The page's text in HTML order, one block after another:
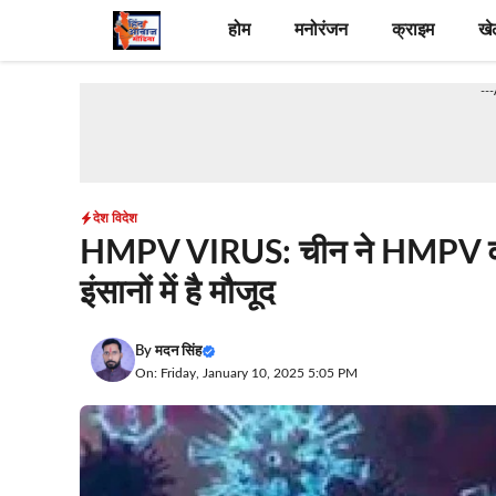
content
होम मनोरंजन क्राइम
---
देश विदेश
HMPV VIRUS: चीन ने HMPV
इंसानों में है मौजूद
Byमदन सिंह
On: Friday, January 10, 2025 5:05 PM